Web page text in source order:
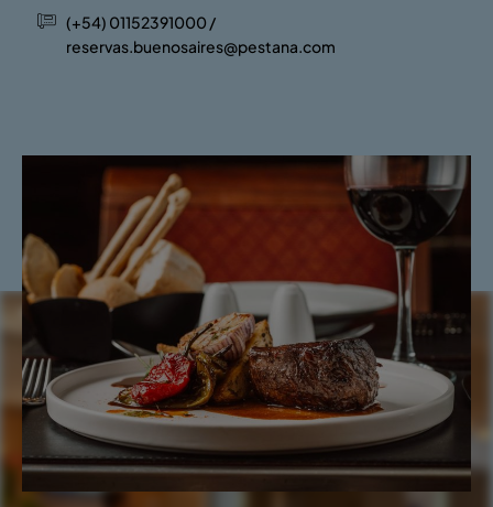
(+54) 01152391000 /
reservas.buenosaires@pestana.com